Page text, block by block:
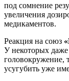
под сомнение
увеличения
медикаментов.
Реакция на союз
У некоторых даже
головокружение,
усугубить уже